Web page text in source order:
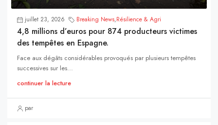
juillet 23, 2026 Breaking News,Résilience & Agri
4,8 millions d’euros pour 874 producteurs victimes
des tempêtes en Espagne.
Face aux dégâts considérables provoqués par plusieurs tempêtes
successives sur les...
continuer la lecture
par